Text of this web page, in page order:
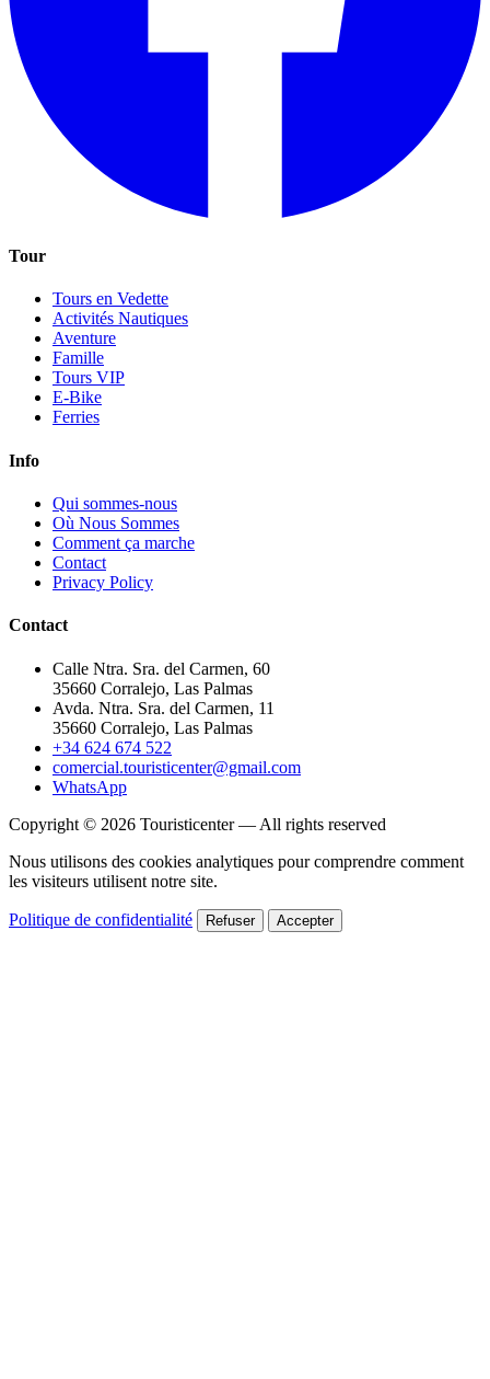
Tour
Tours en Vedette
Activités Nautiques
Aventure
Famille
Tours VIP
E-Bike
Ferries
Info
Qui sommes-nous
Où Nous Sommes
Comment ça marche
Contact
Privacy Policy
Contact
Calle Ntra. Sra. del Carmen, 60
35660 Corralejo, Las Palmas
Avda. Ntra. Sra. del Carmen, 11
35660 Corralejo, Las Palmas
+34 624 674 522
comercial.touristicenter@gmail.com
WhatsApp
Copyright © 2026 Touristicenter — All rights reserved
Nous utilisons des cookies analytiques pour comprendre comment
les visiteurs utilisent notre site.
Politique de confidentialité Refuser Accepter